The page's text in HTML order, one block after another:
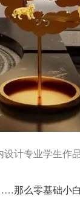
设计专业学生作
那么零基础小